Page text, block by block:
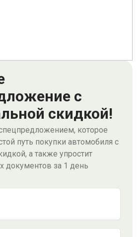
с
скидкой!
которое
путь покупки автомобиля с
а также упростит
документов за 1 день